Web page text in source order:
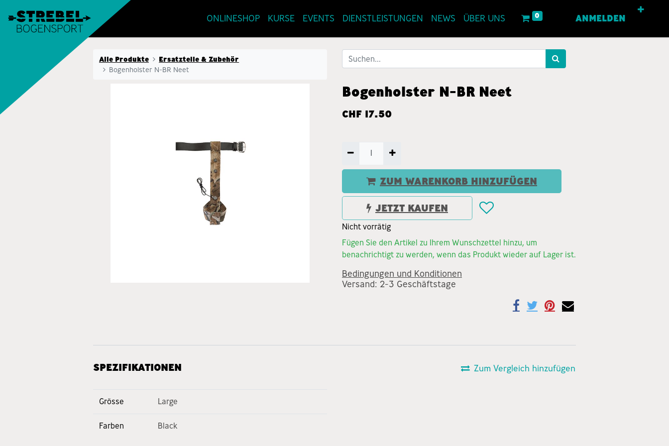
ONLINESHOP KURSE EVENTS DIENSTLEISTUNGEN NEWS ÜBER UNS 0 ANMELDEN
Alle Produkte
Ersatzteile & Zubehör
Bogenholster N-BR Neet
Bogenholster N-BR Neet
CHF 17.50
ZUM WARENKORB HINZUFÜGEN
JETZT KAUFEN
Nicht vorrätig
Fügen Sie den Artikel zu Ihrem Wunschzettel hinzu, um
benachrichtigt zu werden, wenn das Produkt wieder auf Lager ist.
Bedingungen und Konditionen
Versand: 2-3 Geschäftstage
SPEZIFIKATIONEN Zum Vergleich hinzufügen
Grösse Large
Farben Black